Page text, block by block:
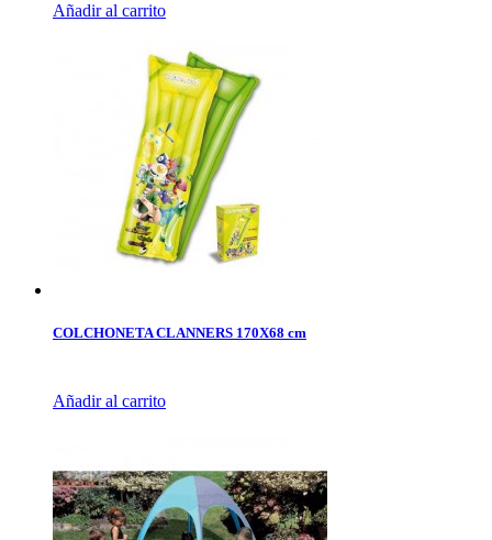
Añadir al carrito
COLCHONETA CLANNERS 170X68 cm
Añadir al carrito